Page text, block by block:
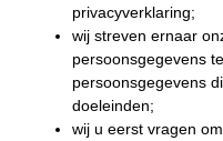
privacyverklaring;
wij streven ernaar
persoonsgegevens
persoonsgegevens
doeleinden;
wij u eerst vragen